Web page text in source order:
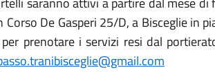
Corso De Gasperi 25/D, a Bisceglie in
prenotare i servizi resi dal